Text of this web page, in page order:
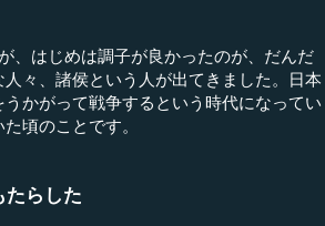
、はじめは調子が良かったのが、だんだ
々、諸侯という人が出てきました。日本
かがって戦争するという時代になってい
頃のことです。
たらした